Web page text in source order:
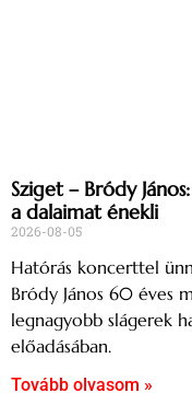
Sziget – Bródy
a dalaimat énekli
2026-08-05
Hatórás koncerttel
Bródy János 60 éves
legnagyobb slágerek
előadásában.
Tovább olvasom »